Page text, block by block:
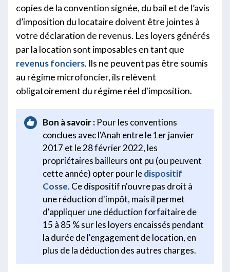
copies de la convention signée, du bail et de l’avis
d’imposition du locataire doivent être jointes à
votre déclaration de revenus. Les loyers générés
par la location sont imposables en tant que
revenus fonciers. Ils ne peuvent pas être soumis
au régime microfoncier, ils relèvent
obligatoirement du régime réel d'imposition.
Bon à savoir : Pour les conventions
conclues avec l'Anah entre le 1er janvier
2017 et le 28 février 2022, les
propriétaires bailleurs ont pu (ou peuvent
cette année) opter pour ledispositif
Cosse. Ce dispositif n'ouvre pas droit à
une réduction d'impôt, mais il permet
d'appliquer une déduction forfaitaire de
15 à 85 % sur les loyers encaissés pendant
la durée de l'engagement de location, en
plus de la déduction des autres charges.